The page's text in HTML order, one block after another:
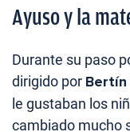
Ayuso y la
Durante su paso
dirigido por Bertín
le gustaban los
cambiado mucho